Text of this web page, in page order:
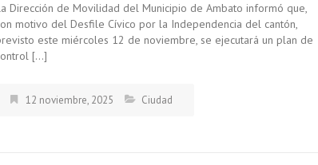
Dirección de Movilidad del Municipio de Ambato informó que,
motivo del Desfile Cívico por la Independencia del cantón,
este miércoles 12 de noviembre, se ejecutará un plan de
[…]
12 noviembre, 2025 Ciudad